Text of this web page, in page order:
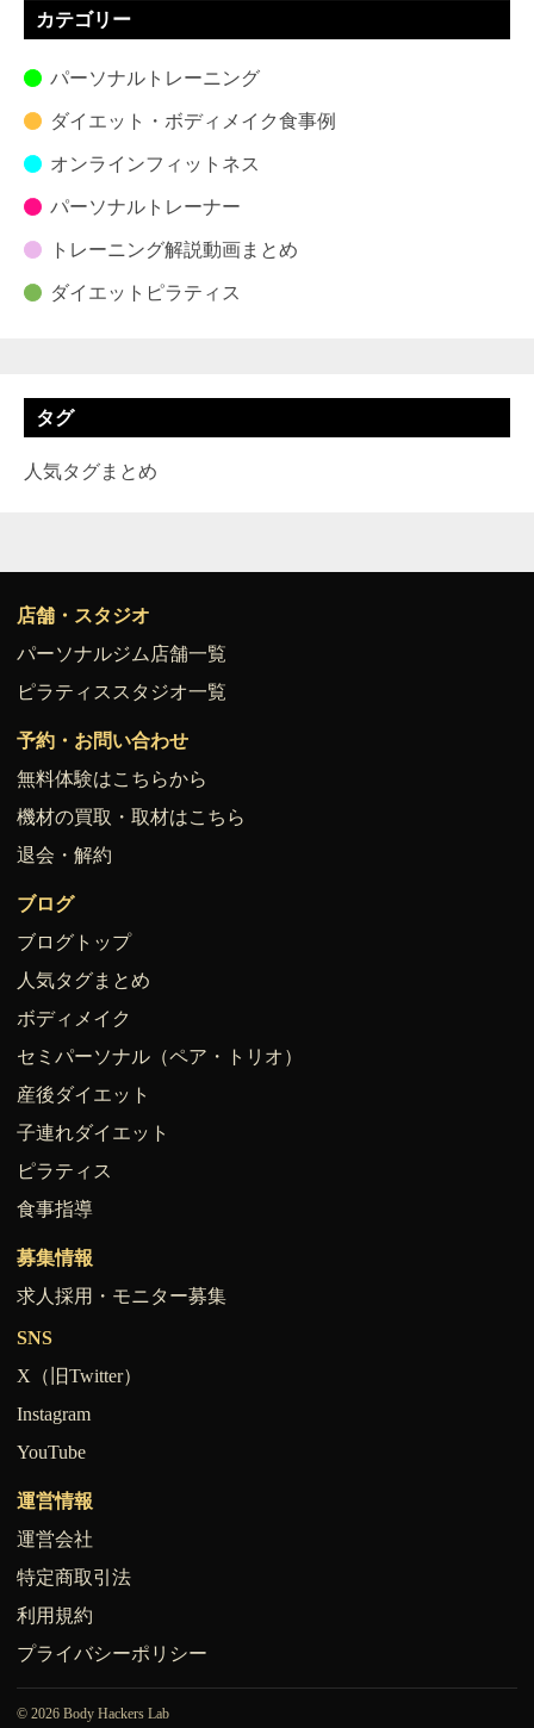
カテゴリー
パーソナルトレーニング
ダイエット・ボディメイク食事例
オンラインフィットネス
パーソナルトレーナー
トレーニング解説動画まとめ
ダイエットピラティス
タグ
人気タグまとめ
店舗・スタジオ
パーソナルジム店舗一覧
ピラティススタジオ一覧
予約・お問い合わせ
無料体験はこちらから
機材の買取・取材はこちら
退会・解約
ブログ
ブログトップ
人気タグまとめ
ボディメイク
セミパーソナル（ペア・トリオ）
産後ダイエット
子連れダイエット
ピラティス
食事指導
募集情報
求人採用・モニター募集
SNS
X（旧Twitter）
Instagram
YouTube
運営情報
運営会社
特定商取引法
利用規約
プライバシーポリシー
© 2026 Body Hackers Lab